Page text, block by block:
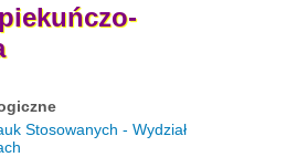
Stosowanych - Wydział